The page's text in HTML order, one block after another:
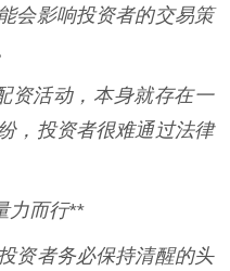
会影响投资者的交易策
资活动，本身就存在一
，投资者很难通过法律
力而行**
资者务必保持清醒的头